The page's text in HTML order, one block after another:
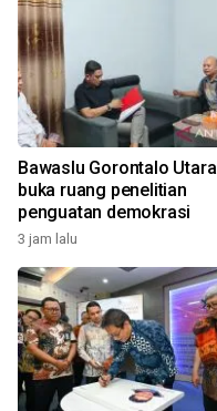
Bawaslu Gorontalo Utara
buka ruang penelitian
penguatan demokrasi
3 jam lalu